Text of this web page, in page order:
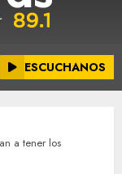
ESCUCHANOS
a tener los